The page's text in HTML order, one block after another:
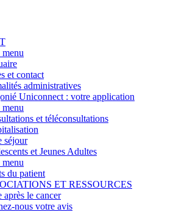
et contact
administratives
Uniconnect : votre application
et téléconsultations
séjour
et Jeunes Adultes
du patient
ET RESSOURCES
après le cancer
nous votre avis